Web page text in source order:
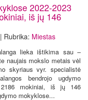
2022-2023
iš jų 146
Rubrika: Miestas
lieka ištikima sau –
naujais mokslo metais vėl
skyriaus vyr. specialistė
bendrojo ugdymo
2186 mokiniai, iš jų 146
mokyklose...